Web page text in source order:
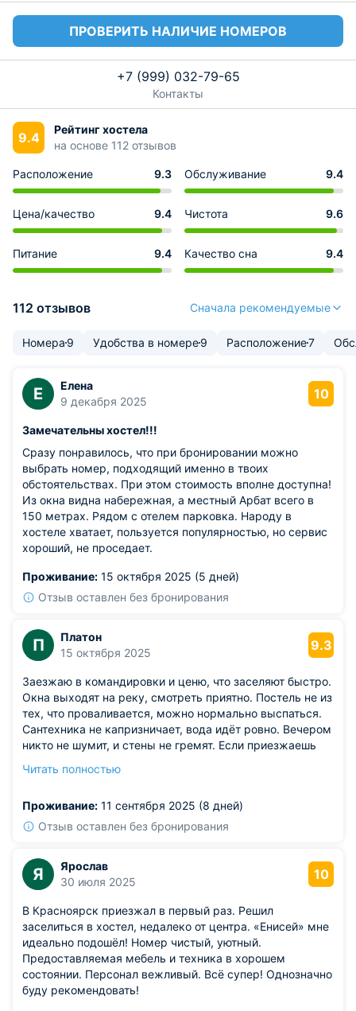
ПРОВЕРИТЬ НАЛИЧИЕ НОМЕРОВ
+7 (999) 032-79-65
Контакты
9.4
Рейтинг хостела
на основе 112 отзывов
Расположение 9.3 Обслуживание 9.4
Цена/качество 9.4 Чистота 9.6
Питание 9.4 Качество сна 9.4
112 отзывов Сначала рекомендуемые
Номера 9 Удобства в номере9 Расположение7
Е
Елена
9 декабря 2025
10
Замечательны хостел!!!
Сразу понравилось, что при бронировании можно
выбрать номер, подходящий именно в твоих
обстоятельствах. При этом стоимость вполне доступна!
Из окна видна набережная, а местный Арбат всего в
150 метрах. Рядом с отелем парковка. Народу в
хостеле хватает, пользуется популярностью, но сервис
хороший, не проседает.
Проживание: 15 октября 2025 (5 дней)
Отзыв оставлен без бронирования
П
Платон
15 октября 2025
9.3
Заезжаю в командировки и ценю, что заселяют быстро.
Окна выходят на реку, смотреть приятно. Постель не из
тех, что проваливается, можно нормально выспаться.
Сантехника не капризничает, вода идёт ровно. Вечером
никто не шумит, и стены не гремят. Если приезжаешь
Из недостатков: в коридоре с утра слышатся
Читать полностью
Проживание: 11 сентября 2025 (8 дней)
Отзыв оставлен без бронирования
Я
Ярослав
30 июля 2025
10
В Красноярск приезжал в первый раз. Решил
заселиться в хостел, недалеко от центра. «Енисей» мне
идеально подошёл! Номер чистый, уютный.
Предоставляемая мебель и техника в хорошем
состоянии. Персонал вежливый. Всё супер! Однозначно
буду рекомендовать!